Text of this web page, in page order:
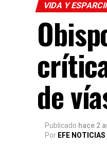
VIDA Y
de
Publicado hace 2
Por EFE NOTICIAS